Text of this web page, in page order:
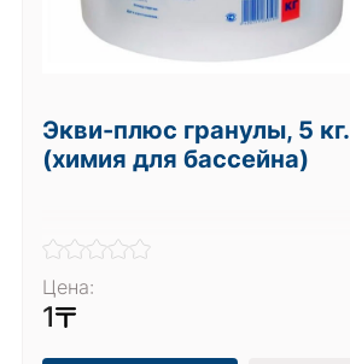
Экви-плюс гранулы, 5 кг.
(химия для бассейна)
Цена:
1